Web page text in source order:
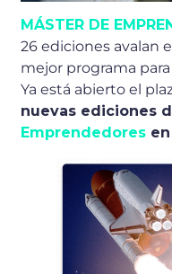
MÁSTER DE
26 ediciones avalan
mejor programa
Ya está abierto el
nuevas ediciones
Emprendedores